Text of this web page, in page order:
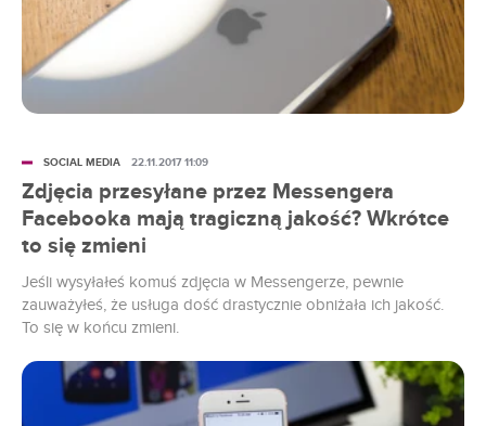
Zdjęcia przesyłane przez Messengera
Facebooka mają tragiczną jakość? Wkrótce
to się zmieni
Jeśli wysyłałeś komuś zdjęcia w Messengerze, pewnie
zauważyłeś, że usługa dość drastycznie obniżała ich jakość.
To się w końcu zmieni.
SOCIAL MEDIA 22.11.2017 11:09